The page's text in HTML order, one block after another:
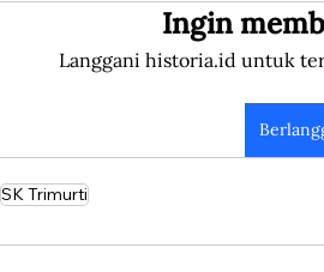
Ingin
Langgani historia.id untuk
SK Trimurti